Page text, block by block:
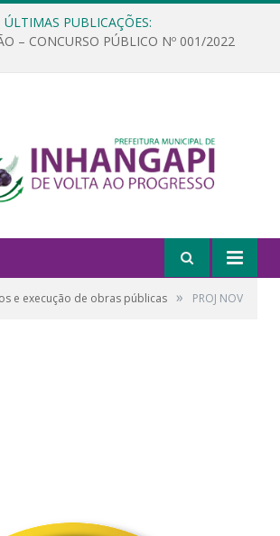
ÚLTIMAS PUBLICAÇÕES:
– CONCURSO PÚBLICO Nº 001/2022
e execução de obras públicas » PROJ NOV